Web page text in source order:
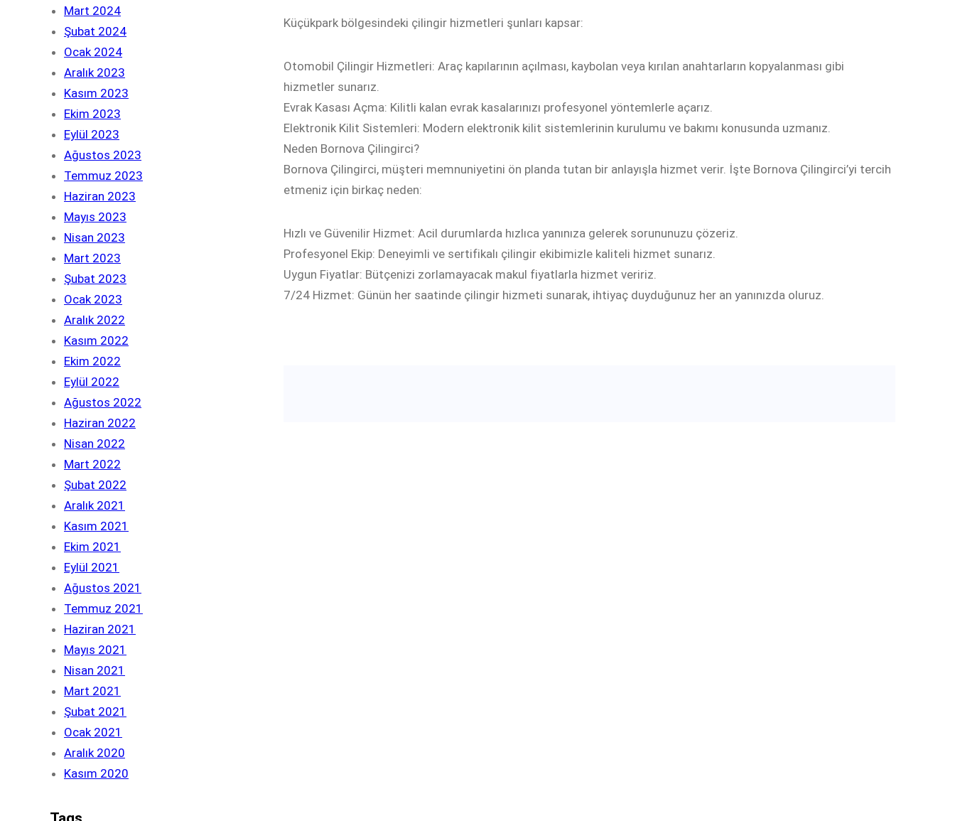
Mart 2024
Şubat 2024
Ocak 2024
Aralık 2023
Kasım 2023
Ekim 2023
Eylül 2023
Ağustos 2023
Temmuz 2023
Haziran 2023
Mayıs 2023
Nisan 2023
Mart 2023
Şubat 2023
Ocak 2023
Aralık 2022
Kasım 2022
Ekim 2022
Eylül 2022
Ağustos 2022
Haziran 2022
Nisan 2022
Mart 2022
Şubat 2022
Aralık 2021
Kasım 2021
Ekim 2021
Eylül 2021
Ağustos 2021
Temmuz 2021
Haziran 2021
Mayıs 2021
Nisan 2021
Mart 2021
Şubat 2021
Ocak 2021
Aralık 2020
Kasım 2020
Küçükpark bölgesindeki çilingir hizmetleri şunları kapsar:
Otomobil Çilingir Hizmetleri: Araç kapılarının açılması, kaybolan veya kırılan anahtarların kopyalanması gibi
hizmetler sunarız.
Evrak Kasası Açma: Kilitli kalan evrak kasalarınızı profesyonel yöntemlerle açarız.
Elektronik Kilit Sistemleri: Modern elektronik kilit sistemlerinin kurulumu ve bakımı konusunda uzmanız.
Neden Bornova Çilingirci?
Bornova Çilingirci, müşteri memnuniyetini ön planda tutan bir anlayışla hizmet verir. İşte Bornova Çilingirci’yi tercih
etmeniz için birkaç neden:
Hızlı ve Güvenilir Hizmet: Acil durumlarda hızlıca yanınıza gelerek sorununuzu çözeriz.
Profesyonel Ekip: Deneyimli ve sertifikalı çilingir ekibimizle kaliteli hizmet sunarız.
Uygun Fiyatlar: Bütçenizi zorlamayacak makul fiyatlarla hizmet veririz.
7/24 Hizmet: Günün her saatinde çilingir hizmeti sunarak, ihtiyaç duyduğunuz her an yanınızda oluruz.